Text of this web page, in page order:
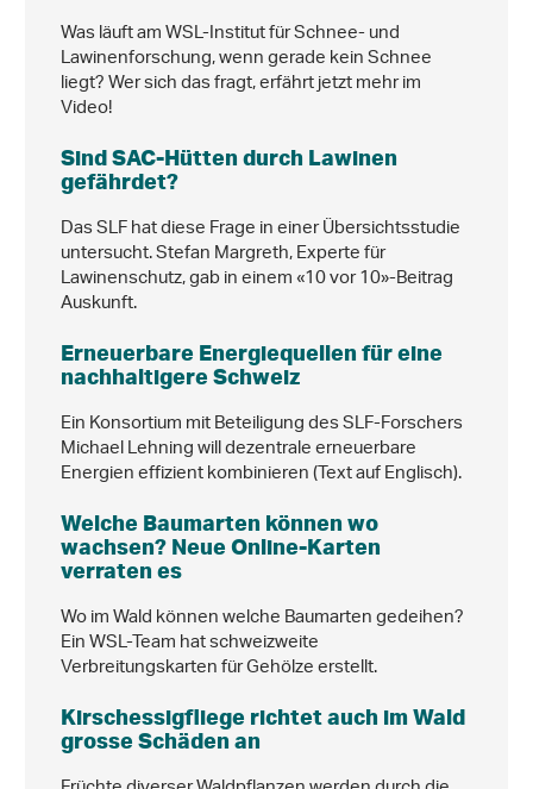
Was läuft am WSL-Institut für Schnee- und
Lawinenforschung, wenn gerade kein Schnee
liegt? Wer sich das fragt, erfährt jetzt mehr im
Video!
Sind SAC-Hütten durch Lawinen
gefährdet?
Das SLF hat diese Frage in einer Übersichtsstudie
untersucht. Stefan Margreth, Experte für
Lawinenschutz, gab in einem «10 vor 10»-Beitrag
Auskunft.
Erneuerbare Energiequellen für eine
nachhaltigere Schweiz
Ein Konsortium mit Beteiligung des SLF-Forschers
Michael Lehning will dezentrale erneuerbare
Energien effizient kombinieren (Text auf Englisch).
Welche Baumarten können wo
wachsen? Neue Online-Karten
verraten es
Wo im Wald können welche Baumarten gedeihen?
Ein WSL-Team hat schweizweite
Verbreitungskarten für Gehölze erstellt.
Kirschessigfliege richtet auch im Wald
grosse Schäden an